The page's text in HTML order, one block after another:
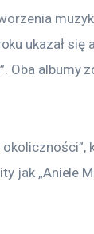
ukazał się
Oba albumy
okoliczności”,
jak „Aniele